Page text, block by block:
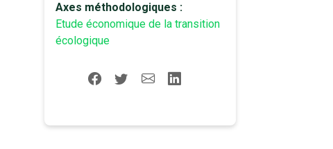
Axes méthodologiques :
Etude économique de la transition
écologique